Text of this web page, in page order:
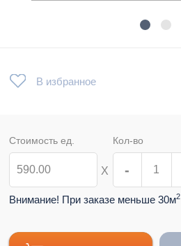
В избранное
Стоимость ед.
Х
Кол-во
-
Внимание! При заказе меньше 30м2